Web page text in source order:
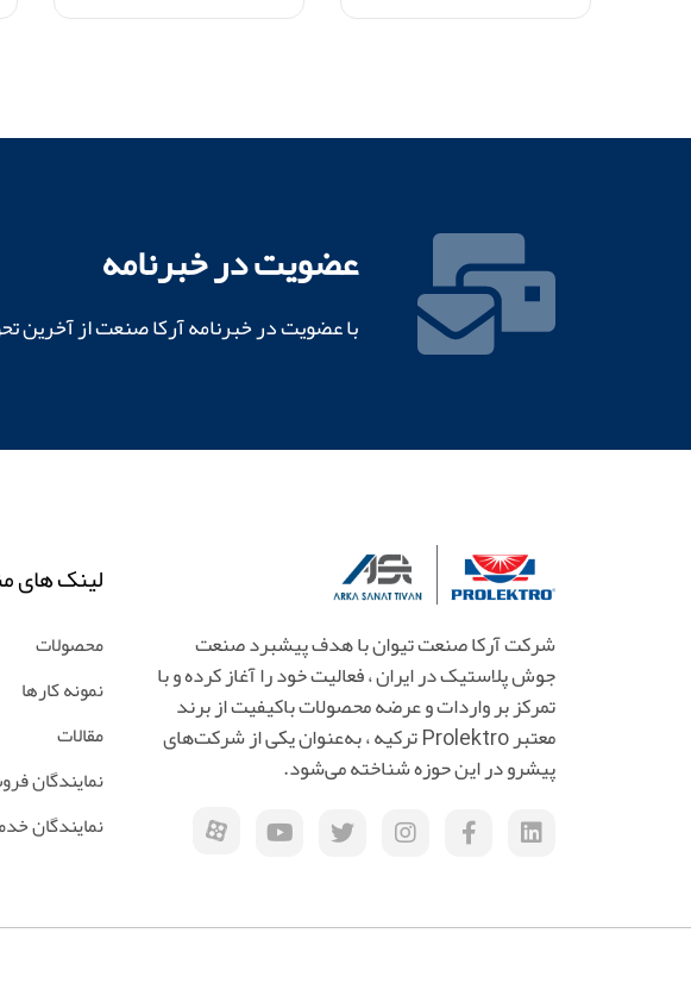
عضویت در خبرنامه
با عضویت در خبرنامه آرکا صنعت از آخرین
شرکت آرکا صنعت تیوان با هدف پیشبرد صنعت
جوش پلاستیک در ایران ، فعالیت خود را آغاز کرده و با
تمرکز بر واردات و عرضه محصولات باکیفیت از برند
معتبر Prolektro ترکیه ، به‌عنوان یکی از شرکت‌های
پیشرو در این حوزه شناخته می‌شود.
لینک های
محصولات
نمونه کارها
مقالات
نمایندگان
نمایندگان